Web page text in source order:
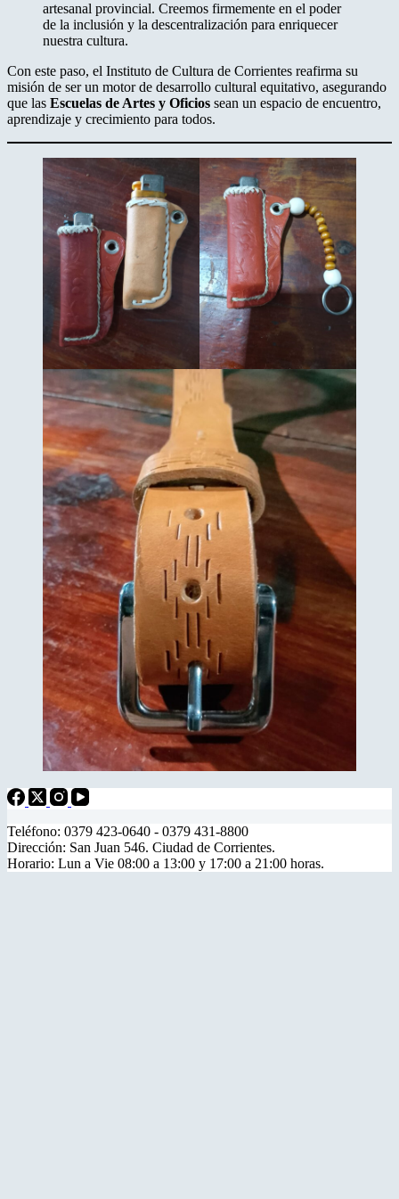
artesanal provincial. Creemos firmemente en el poder
de la inclusión y la descentralización para enriquecer
nuestra cultura.
Con este paso, el Instituto de Cultura de Corrientes reafirma su
misión de ser un motor de desarrollo cultural equitativo, asegurando
que las Escuelas de Artes y Oficios sean un espacio de encuentro,
aprendizaje y crecimiento para todos.
Teléfono: 0379 423-0640 - 0379 431-8800
Dirección: San Juan 546. Ciudad de Corrientes.
Horario: Lun a Vie 08:00 a 13:00 y 17:00 a 21:00 horas.